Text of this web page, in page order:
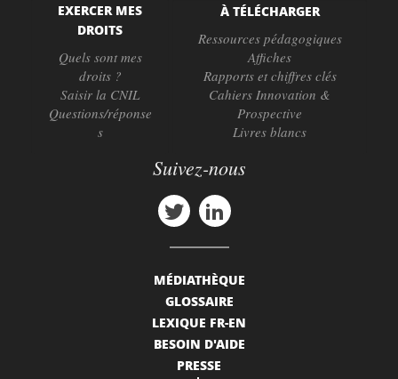
EXERCER MES
DROITS
Quels sont mes
droits ?
Saisir la CNIL
Questions/réponse
s
À TÉLÉCHARGER
Ressources pédagogiques
Affiches
Rapports et chiffres clés
Cahiers Innovation &
Prospective
Livres blancs
Suivez-nous
MÉDIATHÈQUE
GLOSSAIRE
LEXIQUE FR-EN
BESOIN D'AIDE
PRESSE